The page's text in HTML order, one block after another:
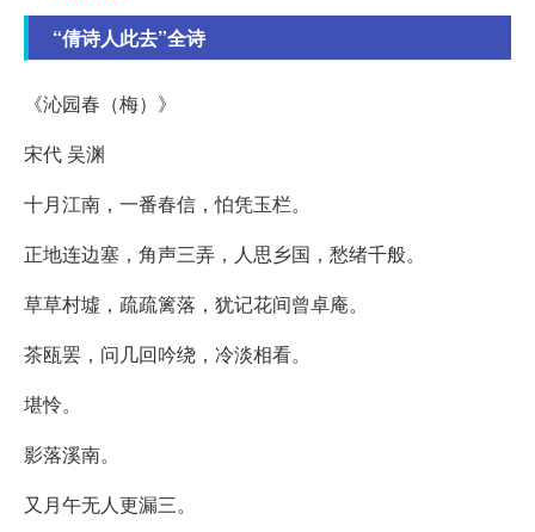
“倩诗人此去”全诗
《沁园春（梅）》
宋代 吴渊
十月江南，一番春信，怕凭玉栏。
正地连边塞，角声三弄，人思乡国，愁绪千般。
草草村墟，疏疏篱落，犹记花间曾卓庵。
茶瓯罢，问几回吟绕，冷淡相看。
堪怜。
影落溪南。
又月午无人更漏三。